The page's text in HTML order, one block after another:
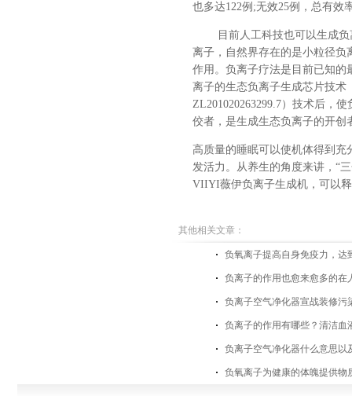
也多达122例 ;无效25例，总有效
目前人工科技也可以生成
离子，自然界存在的是小粒径负
作用。 负离子疗法是目前已知的
离子的生态负离子生成芯片技术
ZL201020263299.7）技术后，
佼者，是生成生态负离子的开创
高质量的睡眠可以使机体得到
发活力。从养生的角度来讲， “
VIIYI薇伊负离子生成机，可以
其他相关文章：
负氧离子提高自身免疫力，达
负离子的作用也愈来愈多的在
负离子空气净化器宣战装修污
负离子的作用有哪些？清洁血
负离子空气净化器什么意思以
负氧离子为健康的体魄提供物